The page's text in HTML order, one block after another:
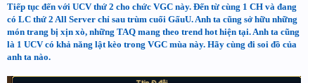
Tiếp tục đến với UCV thứ 2 cho chức VGC này. Đến từ cùng 1 CH và đang
có LC thứ 2 All Server chỉ sau trùm cuối GấuU. Anh ta cũng sở hữu những
món trang bị xịn xò, những TAQ mang theo trend hot hiện tại. Anh ta cũng
là 1 UCV có khả năng lật kèo trong VGC mùa này. Hãy cùng đi soi đồ của
anh ta nào.